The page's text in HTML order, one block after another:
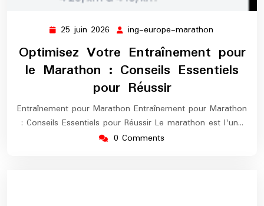
25 juin 2026 25
2026
ing-europe-marathon
marathon
Optimisez Votre Entraînement pour
le Marathon : Conseils Essentiels
pour Réussir
Entraînement pour Marathon Entraînement pour Marathon
: Conseils Essentiels pour Réussir Le marathon est l'un…
0 Comments